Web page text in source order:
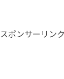
スポンサーリンク